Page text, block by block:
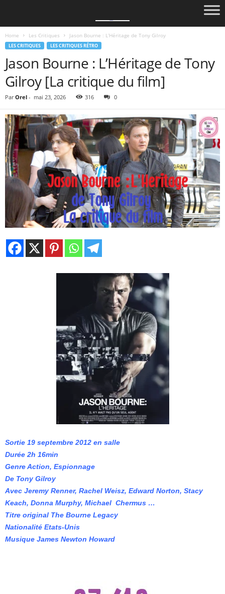
Home Les Critiques Jason Bourne : L’Héritage de Tony Gilroy
LES CRITIQUES LES CRITIQUES RÉTRO
Jason Bourne : L’Héritage de Tony
Gilroy [La critique du film]
Par Orel - mai 23, 2026 316 0
Sortie 19 septembre 2012 en salle
Durée 2h 16min
Genre Action, Espionnage
De Tony Gilroy
Avec Jeremy Renner, Rachel Weisz, Edward Norton, Stacy
Keach, Donna Murphy, Michael Chermus …
Titre original The Bourne Legacy
Nationalité Etats-Unis
Musique James Newton Howard